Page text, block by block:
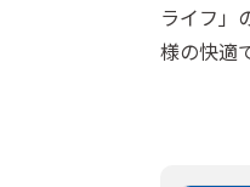
ライフ」
様の快適